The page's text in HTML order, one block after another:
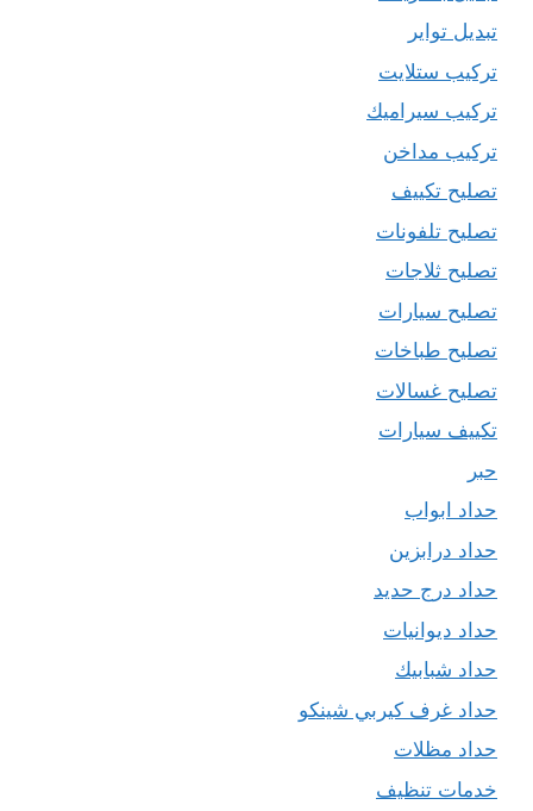
تبديل تواير
تركيب ستلايت
تركيب سيراميك
تركيب مداخن
تصليح تكييف
تصليح تلفونات
تصليح ثلاجات
تصليح سيارات
تصليح طباخات
تصليح غسالات
تكييف سيارات
حبر
حداد ابواب
حداد درابزين
حداد درج حديد
حداد ديوانيات
حداد شبابيك
حداد غرف كيربي شينكو
حداد مظلات
خدمات تنظيف